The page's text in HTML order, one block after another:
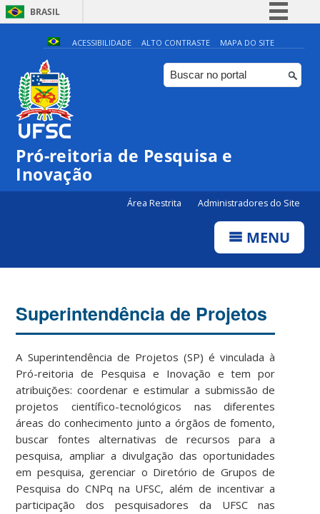
BRASIL
Simplifique!
Comunica BR
Participe
Canais
ACESSIBILIDADE ALTO CONTRASTE MAPA DO SITE
Pró-reitoria de Pesquisa e
Inovação
Área Restrita Administradores do Site
MENU
Superintendência de Projetos
A Superintendência de Projetos (SP) é vinculada à
Pró-reitoria de Pesquisa e Inovação e tem por
atribuições: coordenar e estimular a submissão de
projetos científico-tecnológicos nas diferentes
áreas do conhecimento junto a órgãos de fomento,
buscar fontes alternativas de recursos para a
pesquisa, ampliar a divulgação das oportunidades
em pesquisa, gerenciar o Diretório de Grupos de
Pesquisa do CNPq na UFSC, além de incentivar a
participação dos pesquisadores da UFSC nas